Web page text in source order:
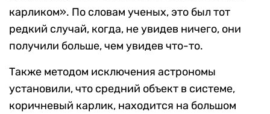
карликом». По словам ученых, это был тот
редкий случай, когда, не увидев ничего, они
получили больше, чем увидев что-то.
Также методом исключения астрономы
установили, что средний объект в системе,
коричневый карлик, находится на большом